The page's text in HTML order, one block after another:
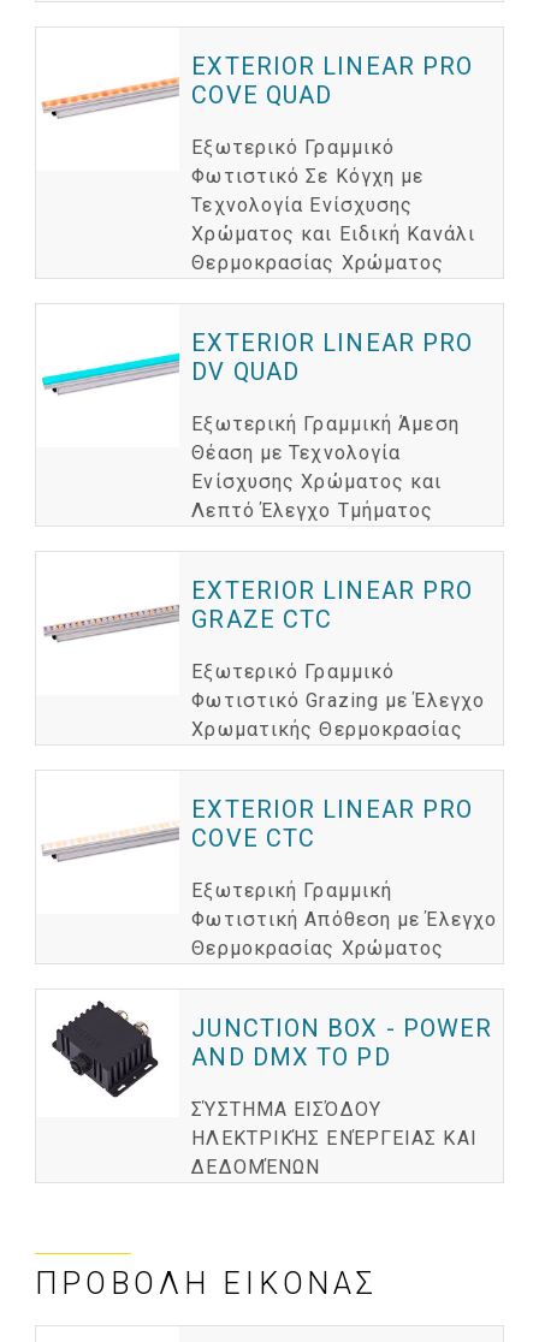
EXTERIOR LINEAR PRO
COVE QUAD
Εξωτερικό Γραμμικό
Φωτιστικό Σε Κόγχη με
Τεχνολογία Ενίσχυσης
Χρώματος και Ειδική Κανάλι
Θερμοκρασίας Χρώματος
EXTERIOR LINEAR PRO
DV QUAD
Εξωτερική Γραμμική Άμεση
Θέαση με Τεχνολογία
Ενίσχυσης Χρώματος και
Λεπτό Έλεγχο Τμήματος
EXTERIOR LINEAR PRO
GRAZE CTC
Εξωτερικό Γραμμικό
Φωτιστικό Grazing με Έλεγχο
Χρωματικής Θερμοκρασίας
EXTERIOR LINEAR PRO
COVE CTC
Εξωτερική Γραμμική
Φωτιστική Απόθεση με Έλεγχο
Θερμοκρασίας Χρώματος
JUNCTION BOX - POWER
AND DMX TO PD
ΣΎΣΤΗΜΑ ΕΙΣΌΔΟΥ
ΗΛΕΚΤΡΙΚΉΣ ΕΝΈΡΓΕΙΑΣ ΚΑΙ
ΔΕΔΟΜΈΝΩΝ
ΠΡΟΒΟΛΉ ΕΙΚΌΝΑΣ